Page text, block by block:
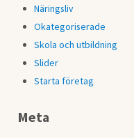
Näringsliv
Okategoriserade
Skola och utbildning
Slider
Starta företag
Meta